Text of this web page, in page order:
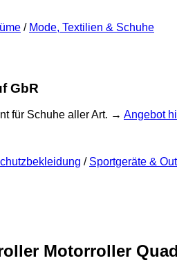
/ Mode, Textilien & Schuhe
GbR
für Schuhe aller Art. → Angebot
/ Sportgeräte &
Motorroller